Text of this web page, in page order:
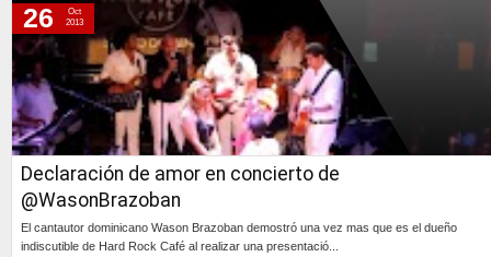
Declaración de amor en concierto de
@WasonBrazoban
El cantautor dominicano Wason Brazoban demostró una vez mas que es el dueño
indiscutible de Hard Rock Café al realizar una presentació...
26
Oct
2013